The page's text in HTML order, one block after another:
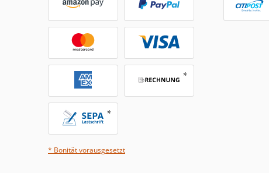
* Bonität vorausgesetzt